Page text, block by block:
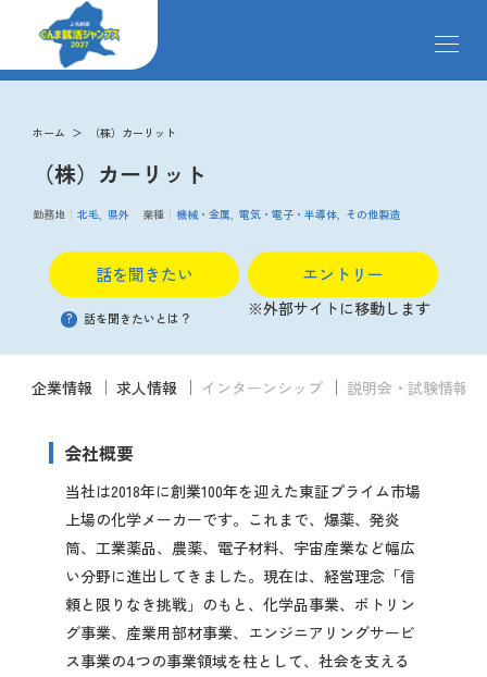
メ
求人検索
イベント
説明会
先輩社員の声
2028年3月卒業予定の方
ぐんま就活ナビについて
ホーム （株）カーリット
（株）カーリット
勤務地 北毛 県外 業種 機械・金属 電気・電子・半導体 その他製造
話を聞きたい
? 話を聞きたいとは？
エントリー
※外部サイトに移動します
企業情報 求人情報 インターンシップ 説明会・試験情報
会社概要
当社は2018年に創業100年を迎えた東証プライム市場
上場の化学メーカーです。これまで、爆薬、発炎
筒、工業薬品、農薬、電子材料、宇宙産業など幅広
い分野に進出してきました。現在は、経営理念「信
頼と限りなき挑戦」のもと、化学品事業、ボトリン
グ事業、産業用部材事業、エンジニアリングサービ
ス事業の4つの事業領域を柱として、社会を支える